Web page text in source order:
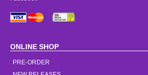
ONLINE SHOP
PRE-ORDER